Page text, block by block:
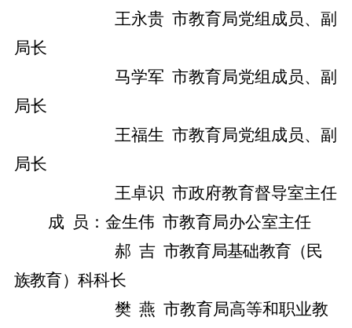
王永贵 市教育局党组成 员、副
局长
马学军 市教育局党组成员、副
局长
王福生 市教育局党组成员、副
局长
王卓识 市政府教育督导室主任
成
员 ： 金生伟 市教育局办公室主任
郝 吉 市教育局基础教育（民
族教育） 科科长
樊 燕 市教育局高等和职业教